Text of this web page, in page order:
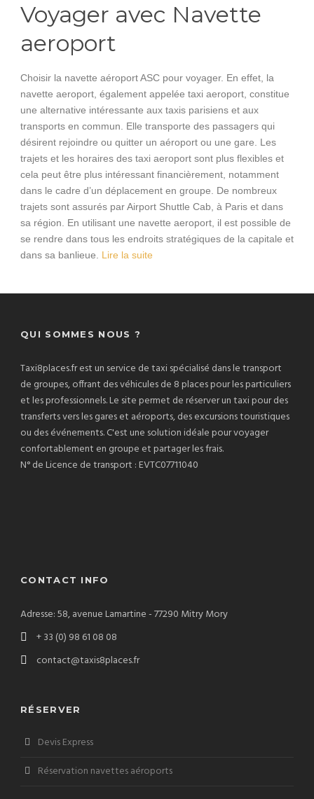
Voyager avec Navette
aeroport
Choisir la navette aéroport ASC pour voyager. En effet, la
navette aeroport, également appelée taxi aeroport, constitue
une alternative intéressante aux taxis parisiens et aux
transports en commun. Elle transporte des passagers qui
désirent rejoindre ou quitter un aéroport ou une gare. Les
trajets et les horaires des taxi aeroport sont plus flexibles et
cela peut être plus intéressant financièrement, notamment
dans le cadre d’un déplacement en groupe. De nombreux
trajets sont assurés par Airport Shuttle Cab, à Paris et dans
sa région. En utilisant une navette aeroport, il est possible de
se rendre dans tous les endroits stratégiques de la capitale et
dans sa banlieue. Lire la suite
QUI SOMMES NOUS ?
Taxi8places.fr est un service de taxi spécialisé dans le transport
de groupes, offrant des véhicules de 8 places pour les particuliers
et les professionnels. Le site permet de réserver un taxi pour des
transferts vers les gares et aéroports, des excursions touristiques
ou des événements. C'est une solution idéale pour voyager
confortablement en groupe et partager les frais.
N° de Licence de transport : EVTC07711040
CONTACT INFO
Adresse: 58, avenue Lamartine - 77290 Mitry Mory
+ 33 (0) 98 61 08 08
contact@taxis8places.fr
RÉSERVER
Devis Express
Réservation navettes aéroports